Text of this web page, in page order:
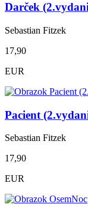
Darček
Sebastian Fitzek
17,90
EUR
Pacient
Sebastian Fitzek
17,90
EUR